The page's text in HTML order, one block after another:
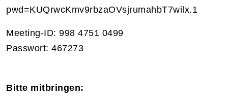
pwd=KUQrwcKmv9rbzaOVsjrumahbT7wilx.1
Meeting-ID: 998 4751 0499
Passwort: 467273
Bitte mitbringen: